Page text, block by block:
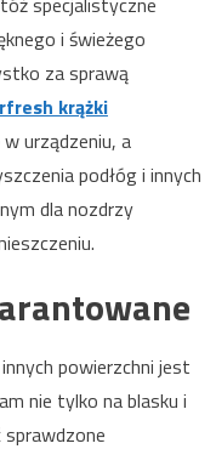
i świeżego
za sprawą
krążki
urządzeniu, a
podłóg i innych
dla nozdrzy
powierzchni jest
nie tylko na blasku i